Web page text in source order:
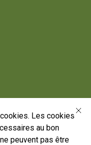
Les cookies
au bon
peuvent pas être